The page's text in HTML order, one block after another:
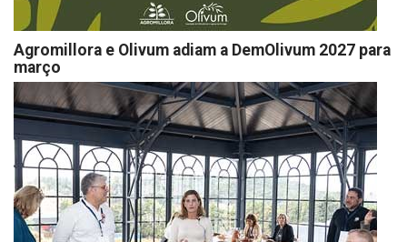
Agromillora e Olivum adiam a DemOlivum 2027 para
março